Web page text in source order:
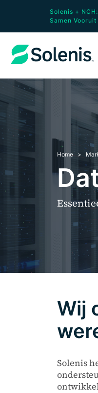
Solenis + NCH:
Samen Vooruit
Home
Wij
Solenis